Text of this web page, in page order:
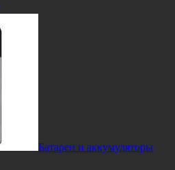
Батареи и аккумуляторы